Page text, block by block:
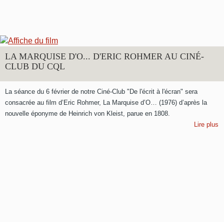
LA MARQUISE D'O... D'ERIC ROHMER AU CINÉ-
CLUB DU CQL
La séance du 6 février de notre Ciné-Club "De l'écrit à l'écran" sera
consacrée au film d’Eric Rohmer, La Marquise d’O… (1976) d’après la
nouvelle éponyme de Heinrich von Kleist, parue en 1808.
Lire plus